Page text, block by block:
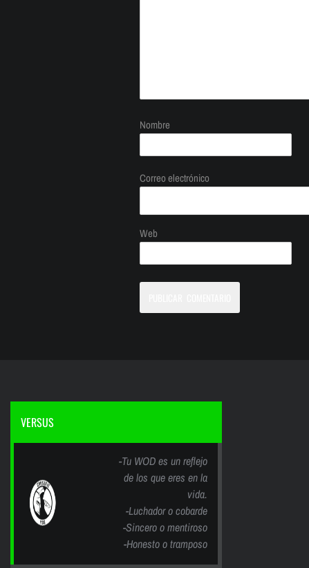
Nombre
Correo electrónico
Web
VERSUS
-Tu WOD es un reflejo
de los que eres en la
vida.
-Luchador o cobarde
-Sincero o mentiroso
-Honesto o tramposo